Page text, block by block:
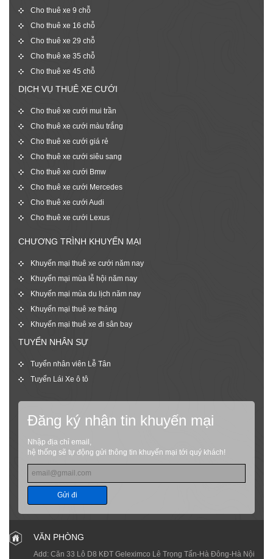
Cho thuê xe 9 chỗ
Cho thuê xe 16 chỗ
Cho thuê xe 29 chỗ
Cho thuê xe 35 chỗ
Cho thuê xe 45 chỗ
DỊCH VỤ THUÊ XE CƯỚI
Cho thuê xe cưới mui trần
Cho thuê xe cưới màu trắng
Cho thuê xe cưới giá rẻ
Cho thuê xe cưới siêu sang
Cho thuê xe cưới Bmw
Cho thuê xe cưới Mercedes
Cho thuê xe cưới Audi
Cho thuê xe cưới Lexus
CHƯƠNG TRÌNH KHUYẾN MẠI
Khuyến mại thuê xe cưới năm nay
Khuyến mại mùa lễ hội năm nay
Khuyến mại mùa du lịch năm nay
Khuyến mại thuê xe tháng
Khuyến mại thuê xe đi sân bay
TUYỂN NHÂN SỰ
Tuyển nhân viên Lễ Tân
Tuyển Lái Xe ô tô
Đăng ký nhận tin khuyến mại
Nhập địa chỉ email,
hệ thống sẽ tự động gửi thông tin khuyến mại tới quý khách!
Gửi đi
VĂN PHÒNG
Add: Căn 33 Lô D8 KĐT Geleximco Lê Trọng Tấn-Hà Đông-Hà Nội